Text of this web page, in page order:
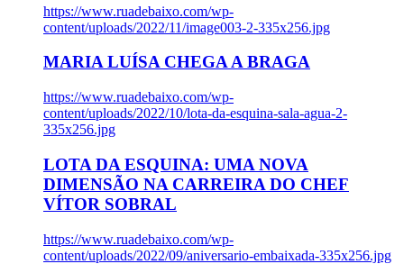
https://www.ruadebaixo.com/wp-
content/uploads/2022/11/image003-2-335x256.jpg
MARIA LUÍSA CHEGA A BRAGA
https://www.ruadebaixo.com/wp-
content/uploads/2022/10/lota-da-esquina-sala-agua-2-
335x256.jpg
LOTA DA ESQUINA: UMA NOVA
DIMENSÃO NA CARREIRA DO CHEF
VÍTOR SOBRAL
https://www.ruadebaixo.com/wp-
content/uploads/2022/09/aniversario-embaixada-335x256.jpg